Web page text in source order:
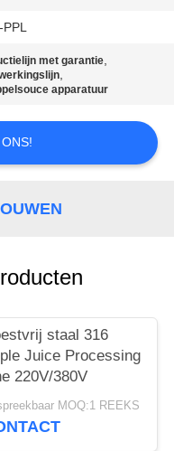
PPL
met garantie,
,
apparatuur
staal 316
Juice Processing
220V/380V
MOQ:1 REEKS